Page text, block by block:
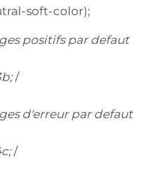
soft-color);
positifs par defaut
/
d'erreur par defaut
/